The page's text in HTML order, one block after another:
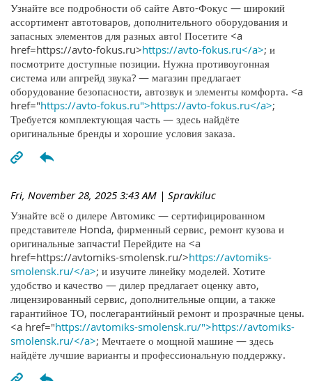
Узнайте все подробности об сайте Авто-Фокус — широкий
ассортимент автотоваров, дополнительного оборудования и
запасных элементов для разных авто! Посетите <a
href=https://avto-fokus.ru>https://avto-fokus.ru</a>; и
посмотрите доступные позиции. Нужна противоугонная
система или апгрейд звука? — магазин предлагает
оборудование безопасности, автозвук и элементы комфорта. <a
href="https://avto-fokus.ru">https://avto-fokus.ru</a>;
Требуется комплектующая часть — здесь найдёте
оригинальные бренды и хорошие условия заказа.
Fri, November 28, 2025 3:43 AM | Spravkiluc
Узнайте всё о дилере Автомикс — сертифицированном
представителе Honda, фирменный сервис, ремонт кузова и
оригинальные запчасти! Перейдите на <a
href=https://avtomiks-smolensk.ru/>https://avtomiks-
smolensk.ru/</a>; и изучите линейку моделей. Хотите
удобство и качество — дилер предлагает оценку авто,
лицензированный сервис, дополнительные опции, а также
гарантийное ТО, послегарантийный ремонт и прозрачные цены.
<a href="https://avtomiks-smolensk.ru/">https://avtomiks-
smolensk.ru/</a>; Мечтаете о мощной машине — здесь
найдёте лучшие варианты и профессиональную поддержку.